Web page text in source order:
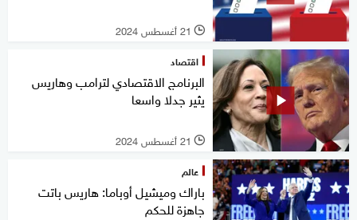
l 21 أغسطس 2024
اقتصاد
البرنامج الاقتصادي لترامب وهاريس
يثير جدلا واسعا
l 21 أغسطس 2024
عالم
باراك وميشيل أوباما: هاريس باتت
جاهزة للحكم